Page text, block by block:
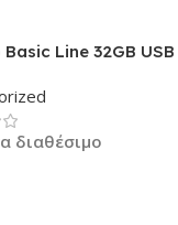
Line 32GB USB
διαθέσιμο